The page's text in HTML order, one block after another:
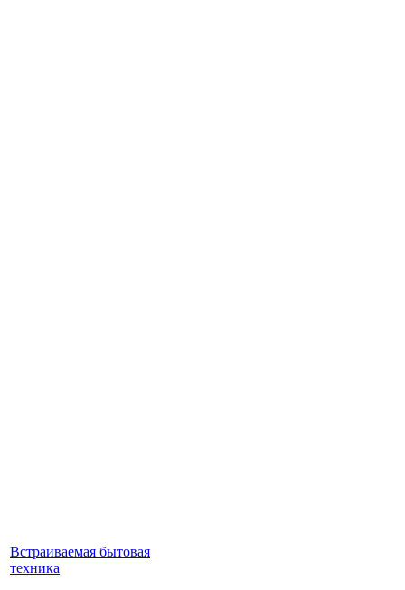
Встраиваемая бытовая
техника